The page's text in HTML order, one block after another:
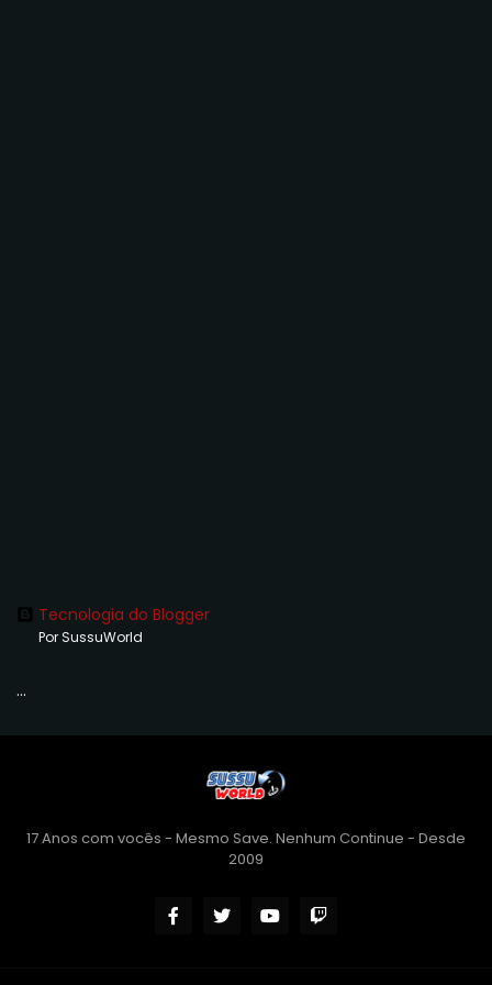
Tecnologia do Blogger
Por SussuWorld
...
17 Anos com vocês - Mesmo Save. Nenhum Continue - Desde
2009